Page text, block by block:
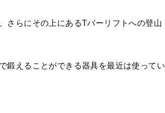
さらにその上にあるTバーリフトへの登山
鍛えることができる器具を最近は使ってい